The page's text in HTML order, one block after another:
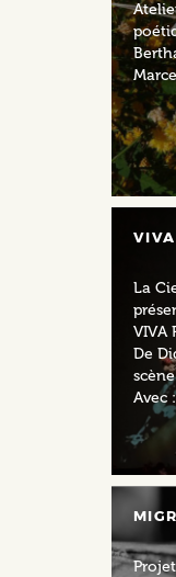
La
VIVA
De
Avec